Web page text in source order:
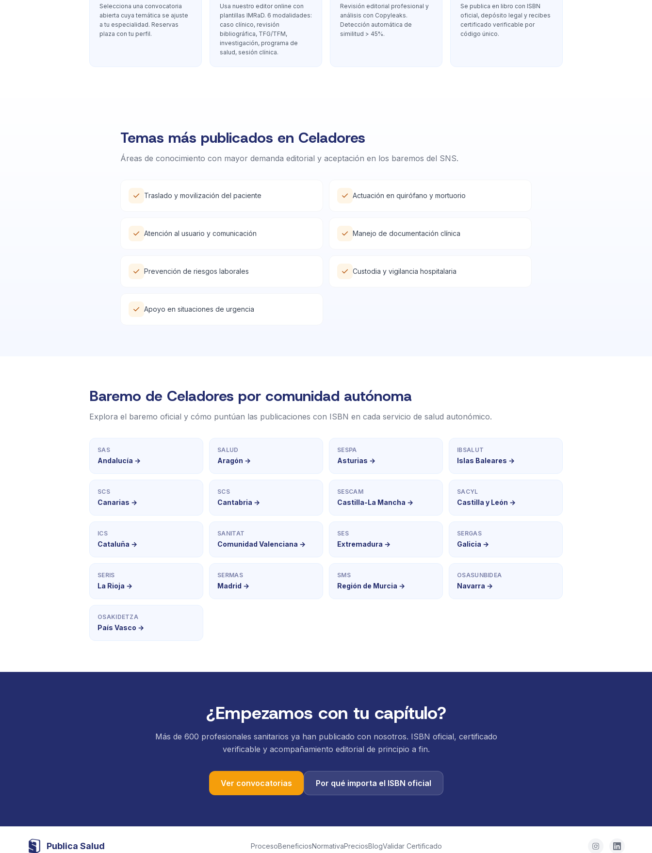
Selecciona una convocatoria
abierta cuya temática se ajuste
a tu especialidad. Reservas
plaza con tu perfil.
Usa nuestro editor online con
plantillas IMRaD. 6 modalidades:
caso clínico, revisión
bibliográfica, TFG/TFM,
investigación, programa de
salud, sesión clínica.
Revisión editorial profesional y
análisis con Copyleaks.
Detección automática de
similitud > 45%.
Se publica en libro con ISBN
oficial, depósito legal y recibes
certificado verificable por
código único.
Temas más publicados en Celadores
Áreas de conocimiento con mayor demanda editorial y aceptación en los baremos del SNS.
✓ Traslado y movilización del paciente ✓ Actuación en quirófano y mortuorio
✓ Atención al usuario y comunicación ✓ Manejo de documentación clínica
✓ Prevención de riesgos laborales ✓ Custodia y vigilancia hospitalaria
✓ Apoyo en situaciones de urgencia
Baremo de Celadores por comunidad autónoma
Explora el baremo oficial y cómo puntúan las publicaciones con ISBN en cada servicio de salud autonómico.
SAS
Andalucía →
SALUD
Aragón →
SESPA
Asturias →
IBSALUT
Islas Baleares →
SCS
Canarias →
SCS
Cantabria →
SESCAM
Castilla-La Mancha →
SACYL
Castilla y León →
ICS
Cataluña →
SANITAT
Comunidad Valenciana →
SES
Extremadura →
SERGAS
Galicia →
SERIS
La Rioja →
SERMAS
Madrid →
SMS
Región de Murcia →
OSASUNBIDEA
Navarra →
OSAKIDETZA
País Vasco →
¿Empezamos con tu capítulo?
Más de 600 profesionales sanitarios ya han publicado con nosotros. ISBN oficial, certificado
verificable y acompañamiento editorial de principio a fin.
Ver convocatorias Por qué importa el ISBN oficial
Publica Salud ProcesoBeneficiosNormativaPreciosBlogValidar Certificado